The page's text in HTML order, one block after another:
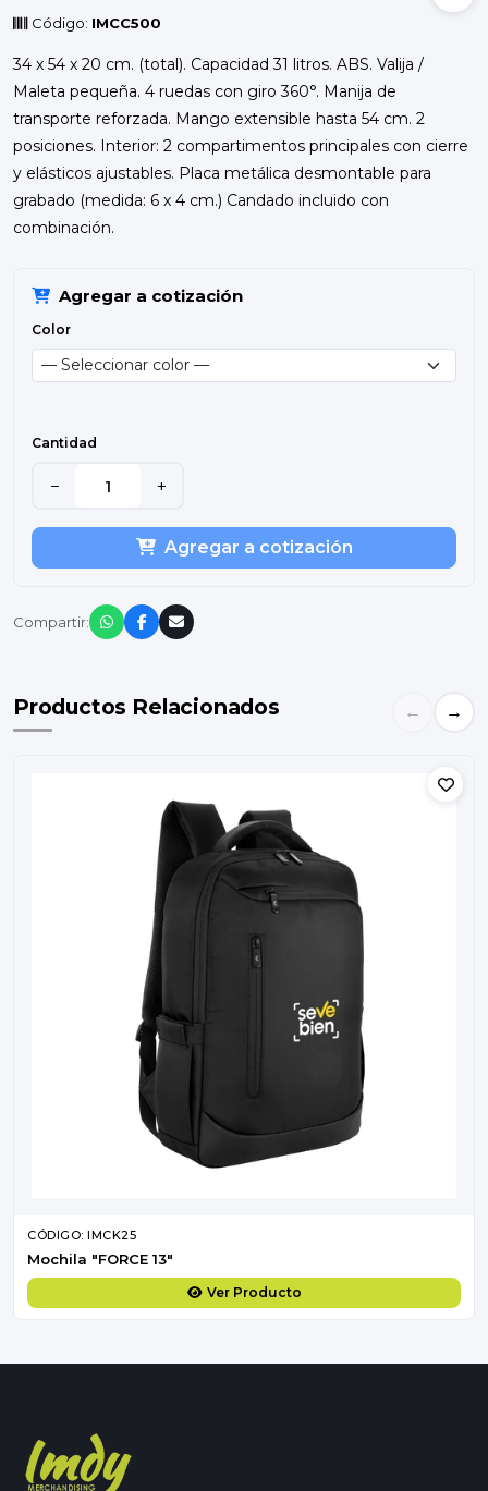
Código: IMCC500
34 x 54 x 20 cm. (total). Capacidad 31 litros. ABS. Valija /
Maleta pequeña. 4 ruedas con giro 360°. Manija de
transporte reforzada. Mango extensible hasta 54 cm. 2
posiciones. Interior: 2 compartimentos principales con cierre
y elásticos ajustables. Placa metálica desmontable para
grabado (medida: 6 x 4 cm.) Candado incluido con
combinación.
Agregar a cotización
Color
Cantidad
− +
Agregar a cotización
Compartir:
Productos Relacionados ← →
CÓDIGO: IMCK25
Mochila "FORCE 13"
Ver Producto